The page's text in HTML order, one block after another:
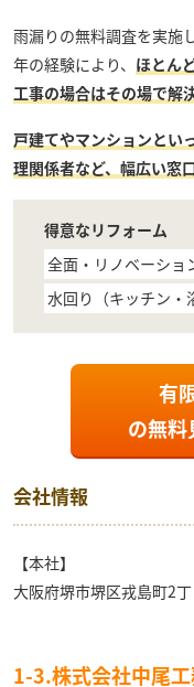
雨漏りの無料調査を実施
年の経験により、 ほとん
工事の場合はその場で解
戸建てやマンションとい
理関係者など、幅広い窓
得意なリフォーム
全面・リノベーショ
水回り（キッチン・
有
の無料
会社情報
【本社】
大阪府堺市堺区戎島町2
1-3.株式会社中尾